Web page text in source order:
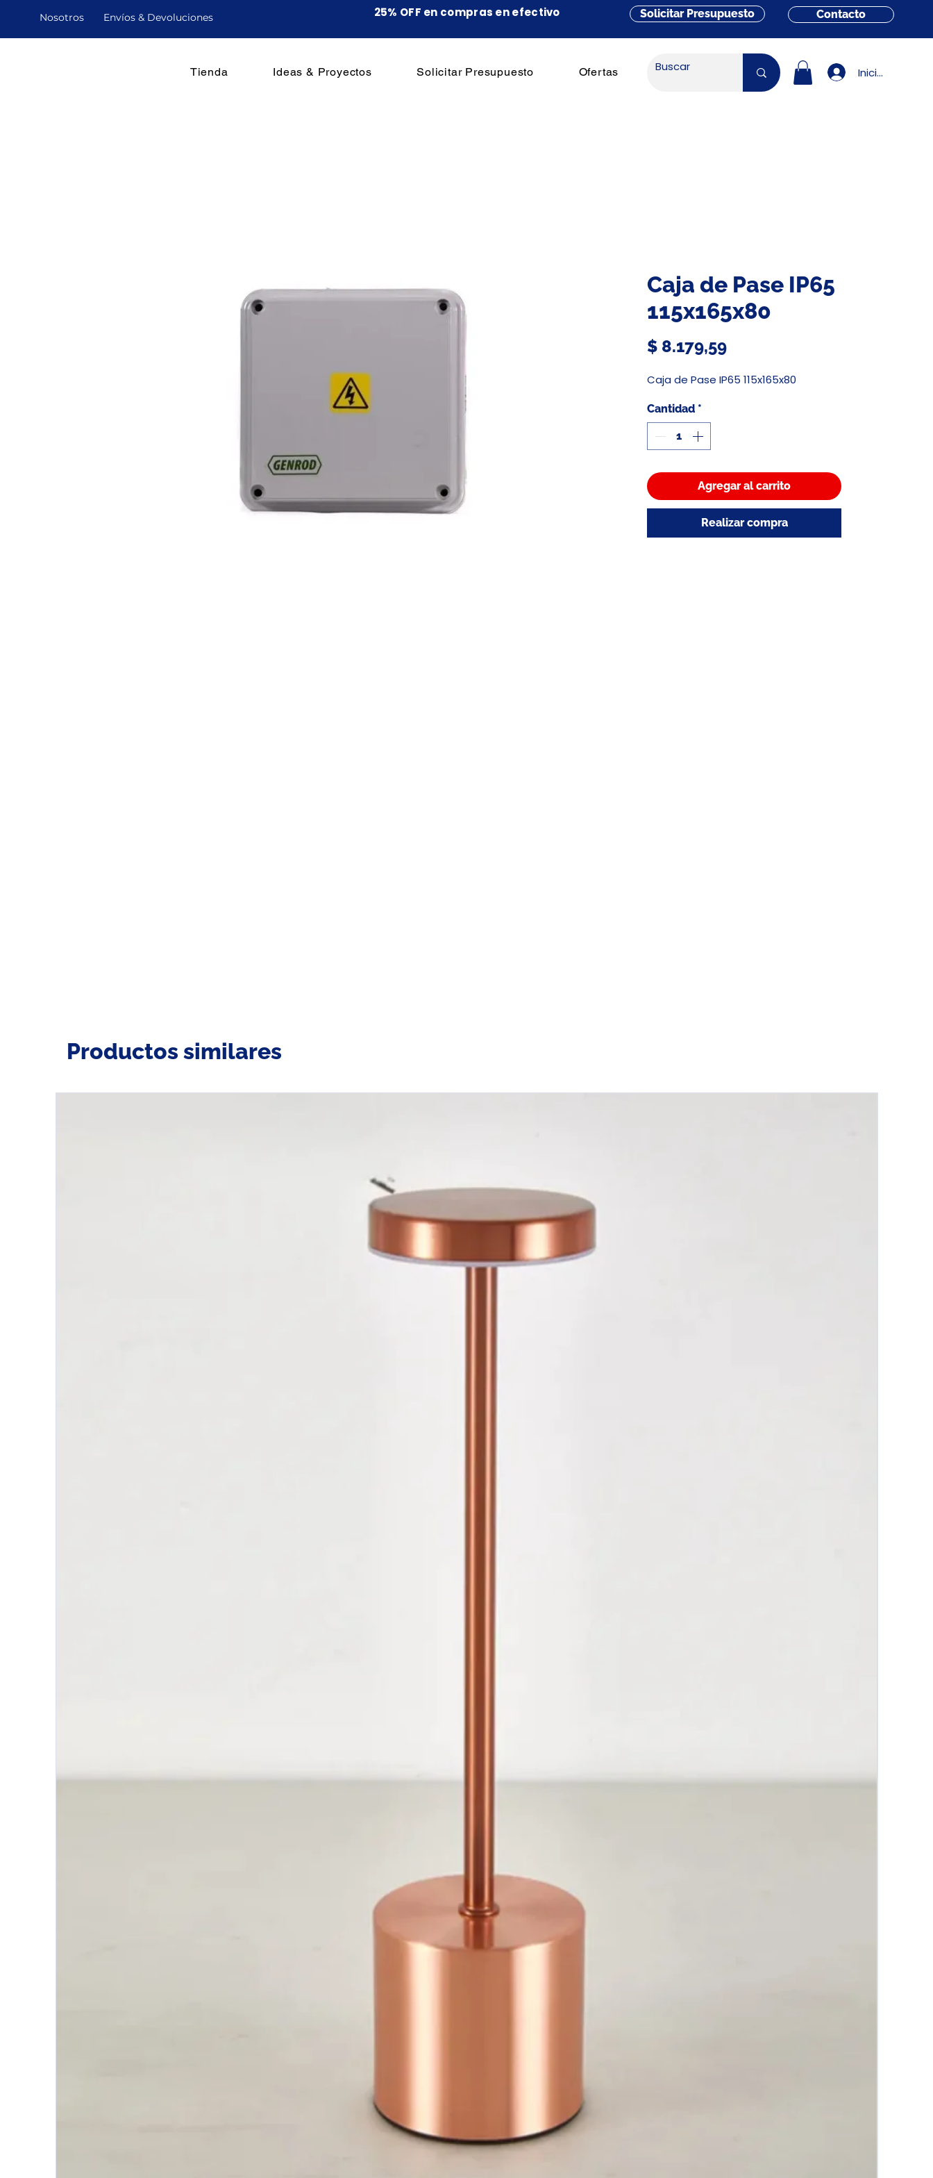
Nosotros Envíos & Devoluciones 25% OFF en compras en efectivo Solicitar Presupuesto Contacto
Tienda Ideas & Proyectos Solicitar Presupuesto Ofertas Iniciar sesión
Caja de Pase IP65
115x165x80
$ 8.179,59Precio
Caja de Pase IP65 115x165x80
Cantidad *
Agregar al carrito
Realizar compra
Productos similares